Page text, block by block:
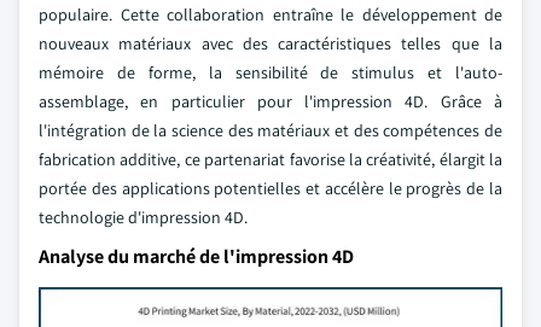
populaire. Cette collaboration entraîne le développement de
nouveaux matériaux avec des caractéristiques telles que la
mémoire de forme, la sensibilité de stimulus et l'auto-
assemblage, en particulier pour l'impression 4D. Grâce à
l'intégration de la science des matériaux et des compétences de
fabrication additive, ce partenariat favorise la créativité, élargit la
portée des applications potentielles et accélère le progrès de la
technologie d'impression 4D.
Analyse du marché de l'impression 4D